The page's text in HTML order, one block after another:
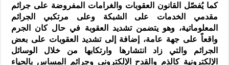
كما يُفصّل القانون العقوبات والغرامات المفروضة على جرائم
مقدمي الخدمات على الشبكة وعلى مرتكبي الجرائم
المعلوماتية، وهو يتضمن تشديد العقوبة في حال كان الجرم
واقعاً على جهة عامة، إضافة إلى تشديد العقوبات على بعض
الجرائم والتي زاد انتشارها وارتكابها من خلال الوسائل
الإلكترونية كالذم والقدح الإلكتروني وجرائم المساس بالحياء